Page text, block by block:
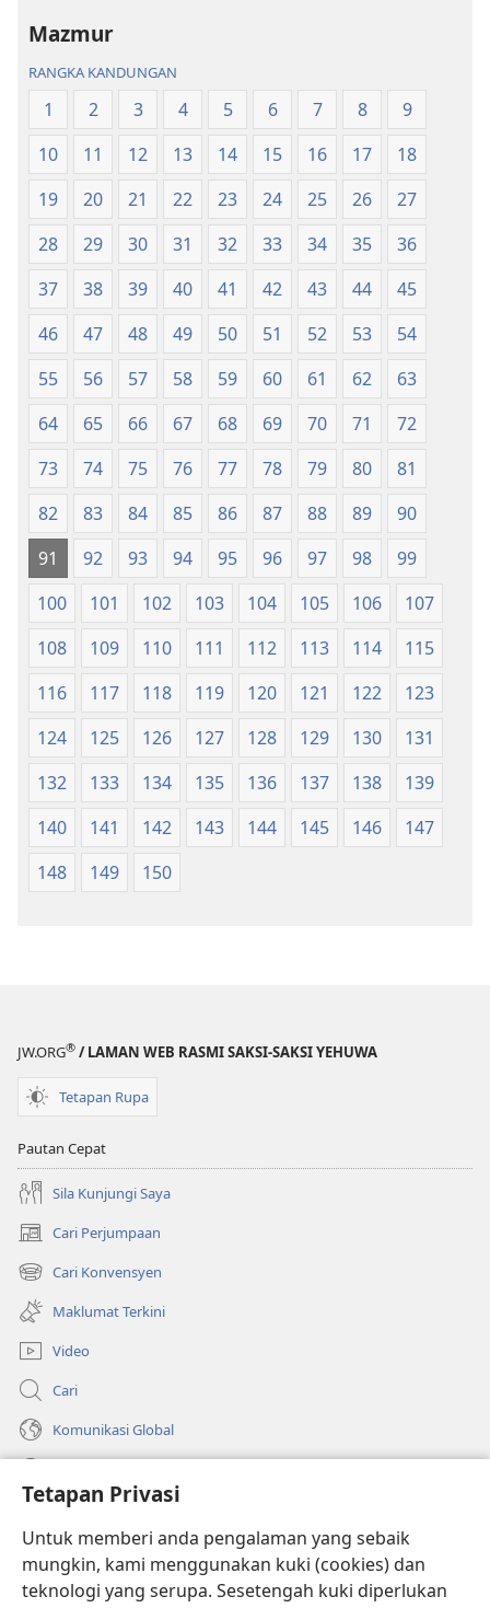
Tetapan Privasi
Untuk memberi anda pengalaman yang sebaik
mungkin, kami menggunakan kuki (cookies) dan
teknologi yang serupa. Sesetengah kuki diperlukan
Mazmur
RANGKA KANDUNGAN
1 2 3 4 5 6 7 8
9
10
11 12 13 14 15 16 17
18
19
20 21 22 23 24 25 26
27
28
29 30 31 32 33 34 35
36
37
38 39 40 41 42 43 44
45
46
47 48 49 50 51 52 53
54
55
56 57 58 59 60 61 62
63
64
65 66 67 68 69 70 71
72
73
74 75 76 77 78 79 80
81
82
83 84 85 86 87 88 89
90
91
92 93 94 95 96 97 98
99
100
101 102 103 104 105 106
107
108
109 110 111 112 113 114
115
116
117 118 119 120 121 122
123
124
125 126 127 128 129 130
131
132
133 134 135 136 137 138
139
140
141 142 143 144 145 146
147
148
149 150
JW.ORG® / LAMAN WEB RASMI SAKSI-SAKSI YEHUWA
Tetapan Rupa
Pautan Cepat
Sila Kunjungi Saya
Cari Perjumpaan
(membuka
tetingkap
baharu)
Cari Konvensyen
(membuka
tetingkap
baharu)
Maklumat Terkini
Video
Cari
Komunikasi Global
(membuka
tetingkap
baharu)PERPUSTAKAAN DALAM TALIAN Watchtower
(membuka